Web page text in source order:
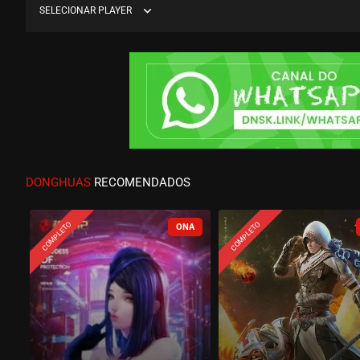
SELECIONAR PLAYER expand_more
DONGHUAS RECOMENDADOS
COMPLETO COMPLETO